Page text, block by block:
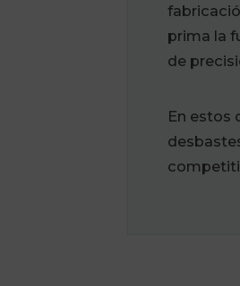
prima la
de
En estos